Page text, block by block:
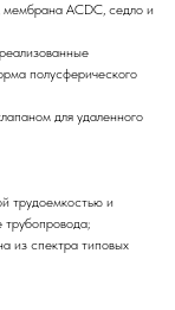
мембрана ACDC, седло и
полусферического
для удаленного
трудоемкостью и
трубопровода;
из спектра типовых